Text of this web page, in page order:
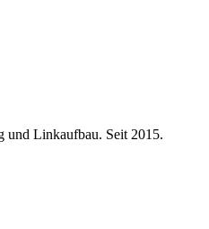
Linkaufbau. Seit 2015.